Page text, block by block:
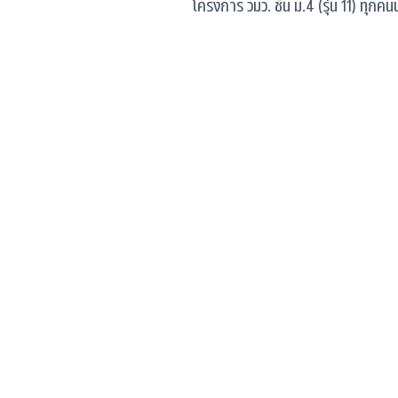
โครงการ วมว. ชั้น ม.4 (รุ่น 11) ทุกคน